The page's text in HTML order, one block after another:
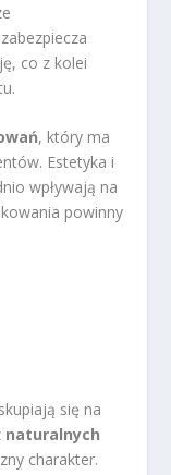
co z kolei
, który ma
Estetyka i
wpływają na
powinny
się na
naturalnych
charakter.